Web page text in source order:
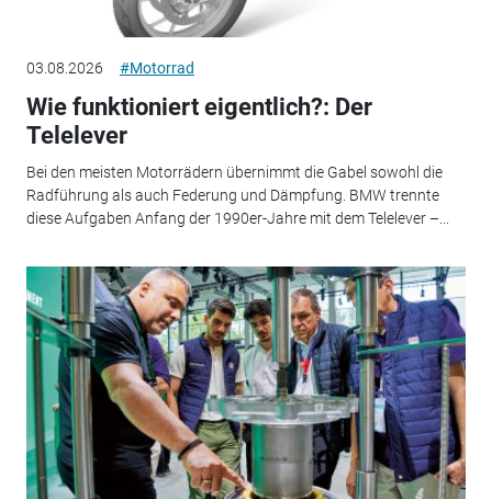
03.08.2026 #Motorrad
Wie funktioniert eigentlich?: Der
Telelever
Bei den meisten Motorrädern übernimmt die Gabel sowohl die
Radführung als auch Federung und Dämpfung. BMW trennte
diese Aufgaben Anfang der 1990er-Jahre mit dem Telelever –...